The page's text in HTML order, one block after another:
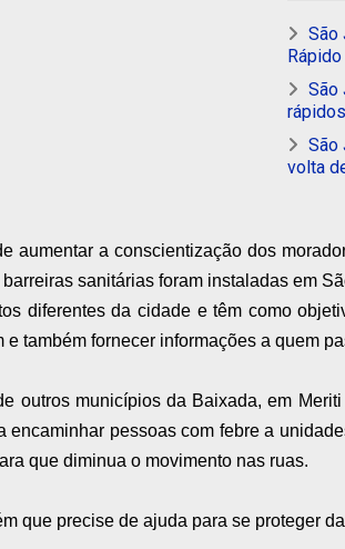
São
São
São
volta
aumentar a conscientização dos
sanitárias foram instaladas em
diferentes da cidade e têm como
e também fornecer informações a quem
outros municípios da Baixada, em
encaminhar pessoas com febre a
que diminua o movimento nas ruas.
que precise de ajuda para se proteger